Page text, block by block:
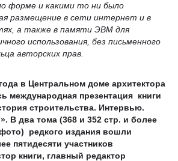
форме и какими то ни было
размещение в сети интернет и в
а также в памяти ЭВМ для
использования, без письменного
авторских прав.
в Центральном доме архитектора
международная презентация книги
строительства. Интервью.
В два тома (368 и 352 стр. и более
редкого издания вошли
пятидесяти участников
книги, главный редактор